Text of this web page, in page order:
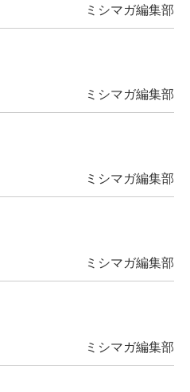
ミシマガ編集部
ミシマガ編集部
ミシマガ編集部
ミシマガ編集部
ミシマガ編集部